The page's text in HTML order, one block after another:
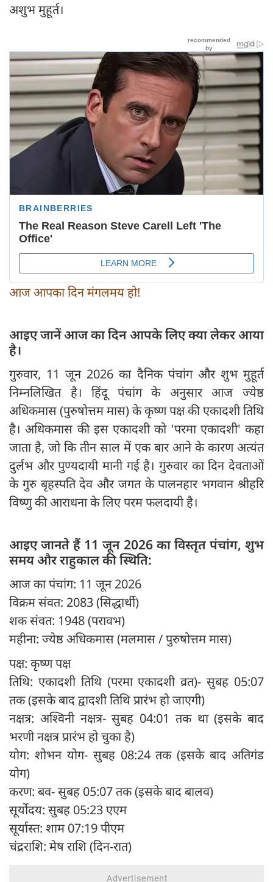
अशुभ मुहूर्त।
आज आपका दिन मंगलमय हो!
आइए जानें आज का दिन आपके लिए क्या लेकर आया
है।
गुरुवार, 11 जून 2026 का दैनिक पंचांग और शुभ मुहूर्त
निम्नलिखित है। हिंदू पंचांग के अनुसार आज ज्येष्ठ
अधिकमास (पुरुषोत्तम मास) के कृष्ण पक्ष की एकादशी तिथि
है। अधिकमास की इस एकादशी को 'परमा एकादशी' कहा
जाता है, जो कि तीन साल में एक बार आने के कारण अत्यंत
दुर्लभ और पुण्यदायी मानी गई है। गुरुवार का दिन देवताओं
के गुरु बृहस्पति देव और जगत के पालनहार भगवान श्रीहरि
विष्णु की आराधना के लिए परम फलदायी है।
आइए जानते हैं 11 जून 2026 का विस्तृत पंचांग, शुभ
समय और राहुकाल की स्थिति:
आज का पंचांग: 11 जून 2026
विक्रम संवत: 2083 (सिद्धार्थी)
शक संवत: 1948 (परावभ)
महीना: ज्येष्ठ अधिकमास (मलमास / पुरुषोत्तम मास)
पक्ष: कृष्ण पक्ष
तिथि: एकादशी तिथि (परमा एकादशी व्रत)- सुबह 05:07
तक (इसके बाद द्वादशी तिथि प्रारंभ हो जाएगी)
नक्षत्र: अश्विनी नक्षत्र- सुबह 04:01 तक था (इसके बाद
भरणी नक्षत्र प्रारंभ हो चुका है)
योग: शोभन योग- सुबह 08:24 तक (इसके बाद अतिगंड
योग)
करण: बव- सुबह 05:07 तक (इसके बाद बालव)
सूर्योदय: सुबह 05:23 एएम
सूर्यास्त: शाम 07:19 पीएम
चंद्रराशि: मेष राशि (दिन-रात)